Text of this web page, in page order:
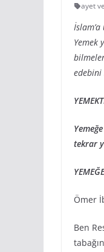
ayet
Yemek
edebini
tekrar
Ömer
Ben